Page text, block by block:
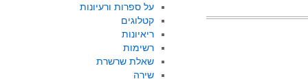
על ספרות ורעיונות
קטלוגים
ריאיונות
רשימות
שאלת שרשרת
שירה